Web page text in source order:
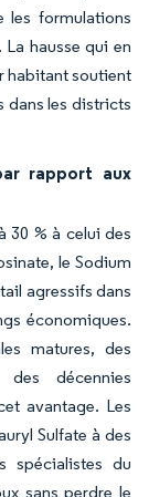
les formulations
hausse qui en
habitant soutient
dans les districts
rapport aux
30 % à celui des
le Sodium
agressifs dans
économiques.
matures, des
décennies
avantage. Les
Sulfate à des
spécialistes du
sans perdre le